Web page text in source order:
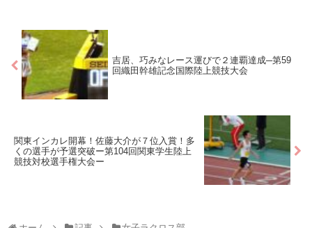
吉居、巧みなレース運びで２連覇達成─第59
回織田幹雄記念国際陸上競技大会
関東インカレ開幕！佐藤大介が７位入賞！多
くの選手が予選突破ー第104回関東学生陸上
競技対校選手権大会ー